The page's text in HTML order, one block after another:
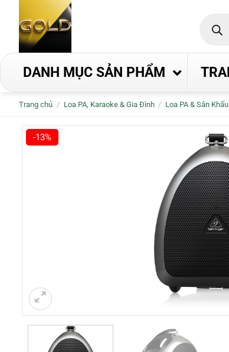
dung
kiếm
DANH MỤC SẢN PHẨM
Trang chủ / Loa PA, Karaoke & Gia Đình / Loa PA & Sân Khấu
-13%